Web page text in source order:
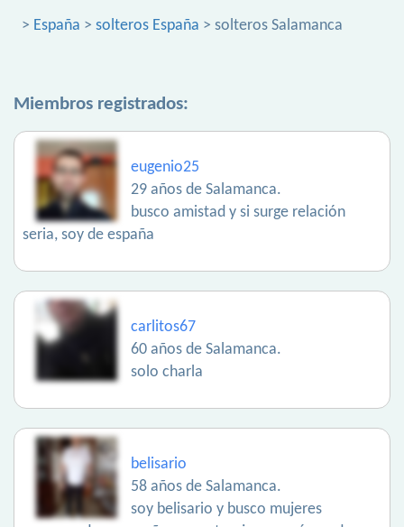
> España > solteros España > solteros Salamanca
Miembros registrados:
eugenio25
29 años de Salamanca.
busco amistad y si surge relación
seria, soy de españa
carlitos67
60 años de Salamanca.
solo charla
belisario
58 años de Salamanca.
soy belisario y busco mujeres